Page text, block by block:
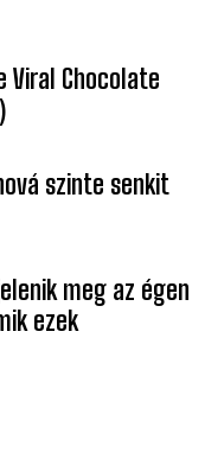
Viral Chocolate
szinte senkit
meg az égen
ezek